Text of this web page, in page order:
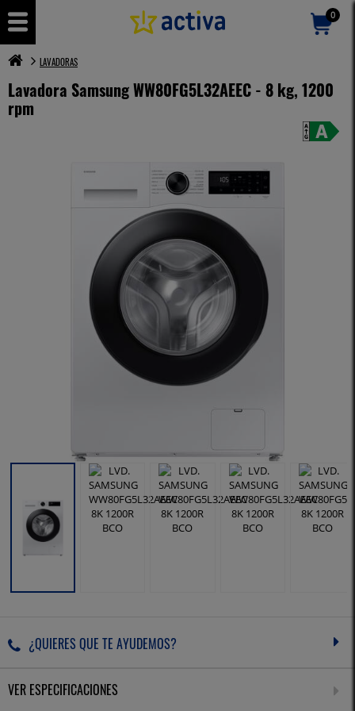
0
LAVADORAS
Lavadora Samsung WW80FG5L32AEEC - 8 kg, 1200
rpm
¿QUIERES QUE TE AYUDEMOS?
VER ESPECIFICACIONES